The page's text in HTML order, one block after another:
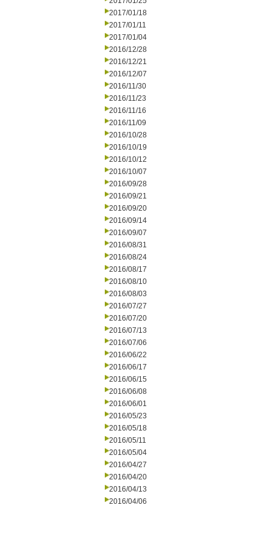
2017/01/18
2017/01/11
2017/01/04
2016/12/28
2016/12/21
2016/12/07
2016/11/30
2016/11/23
2016/11/16
2016/11/09
2016/10/28
2016/10/19
2016/10/12
2016/10/07
2016/09/28
2016/09/21
2016/09/20
2016/09/14
2016/09/07
2016/08/31
2016/08/24
2016/08/17
2016/08/10
2016/08/03
2016/07/27
2016/07/20
2016/07/13
2016/07/06
2016/06/22
2016/06/17
2016/06/15
2016/06/08
2016/06/01
2016/05/23
2016/05/18
2016/05/11
2016/05/04
2016/04/27
2016/04/20
2016/04/13
2016/04/06